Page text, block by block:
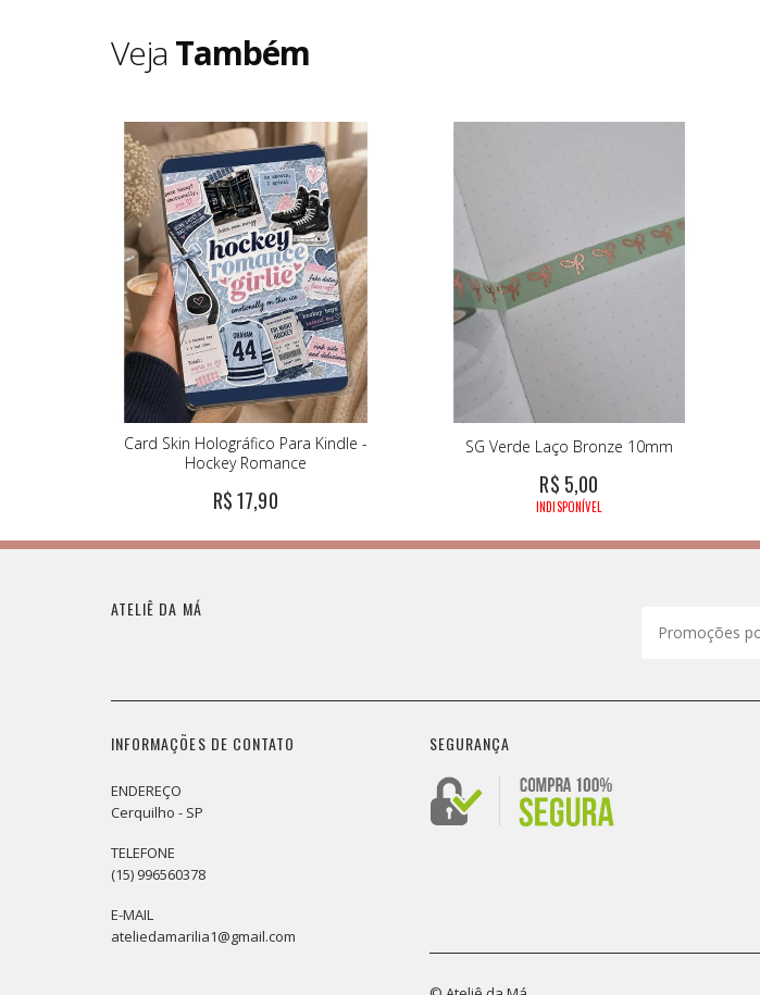
Veja Também
Card Skin Holográfico Para Kindle -
Hockey Romance
R$ 17,90
SG Verde Laço Bronze 10mm
R$ 5,00
INDISPONÍVEL
ATELIÊ DA MÁ
INFORMAÇÕES DE CONTATO
ENDEREÇO
Cerquilho - SP
TELEFONE
(15) 996560378
E-MAIL
ateliedamarilia1@gmail.com
SEGURANÇA